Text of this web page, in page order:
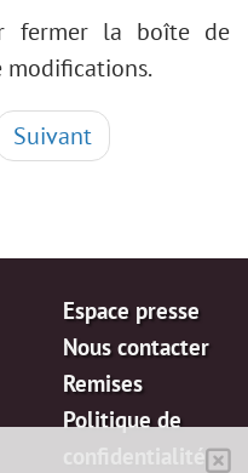
fermer la boîte de
modifications.
Suivant
Espace presse
Nous contacter
Remises
Politique de